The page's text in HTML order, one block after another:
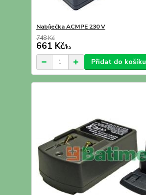
Nabíječka ACMPE 230 V
748 Kč
661 Kč/ks
Přidat do košíku